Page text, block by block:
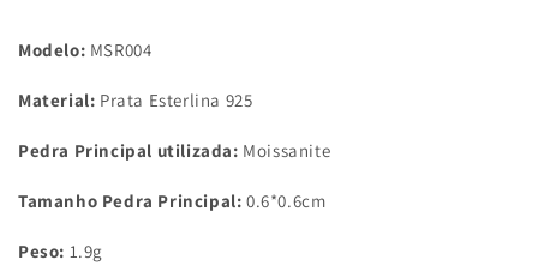
Modelo: MSR004
Material: Prata Esterlina 925
Pedra Principal utilizada: Moissanite
Tamanho Pedra Principal: 0.6*0.6cm
Peso: 1.9g